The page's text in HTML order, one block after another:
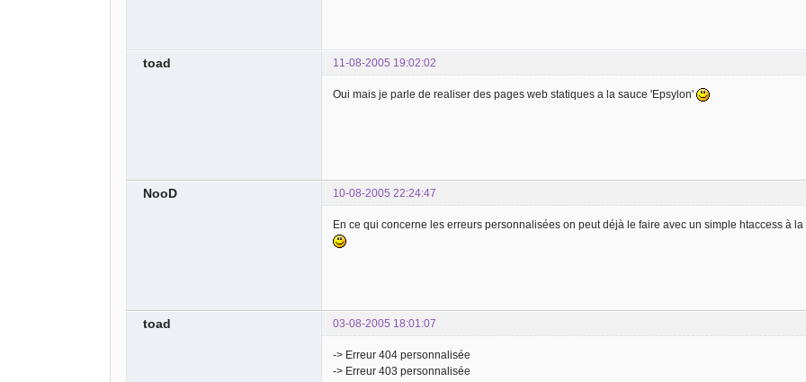
toad 11-08-2005 19:02:02
Oui mais je parle de realiser des pages web statiques a la sauce 'Epsylon'
NooD 10-08-2005 22:24:47
En ce qui concerne les erreurs personnalisées on peut déjà le faire avec un simple htaccess à
toad 03-08-2005 18:01:07
-> Erreur 404 personnalisée
-> Erreur 403 personnalisée